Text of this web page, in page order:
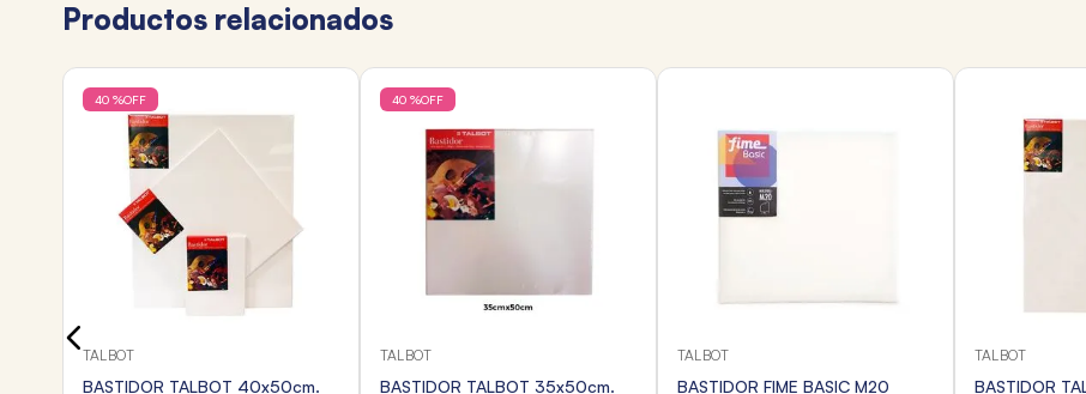
Productos relacionados
40 %OFF
TALBOT
BASTIDOR TALBOT 40x50cm.
40 %OFF
TALBOT
BASTIDOR TALBOT 35x50cm.
TALBOT
BASTIDOR FIME BASIC M20
TALBOT
BASTIDOR